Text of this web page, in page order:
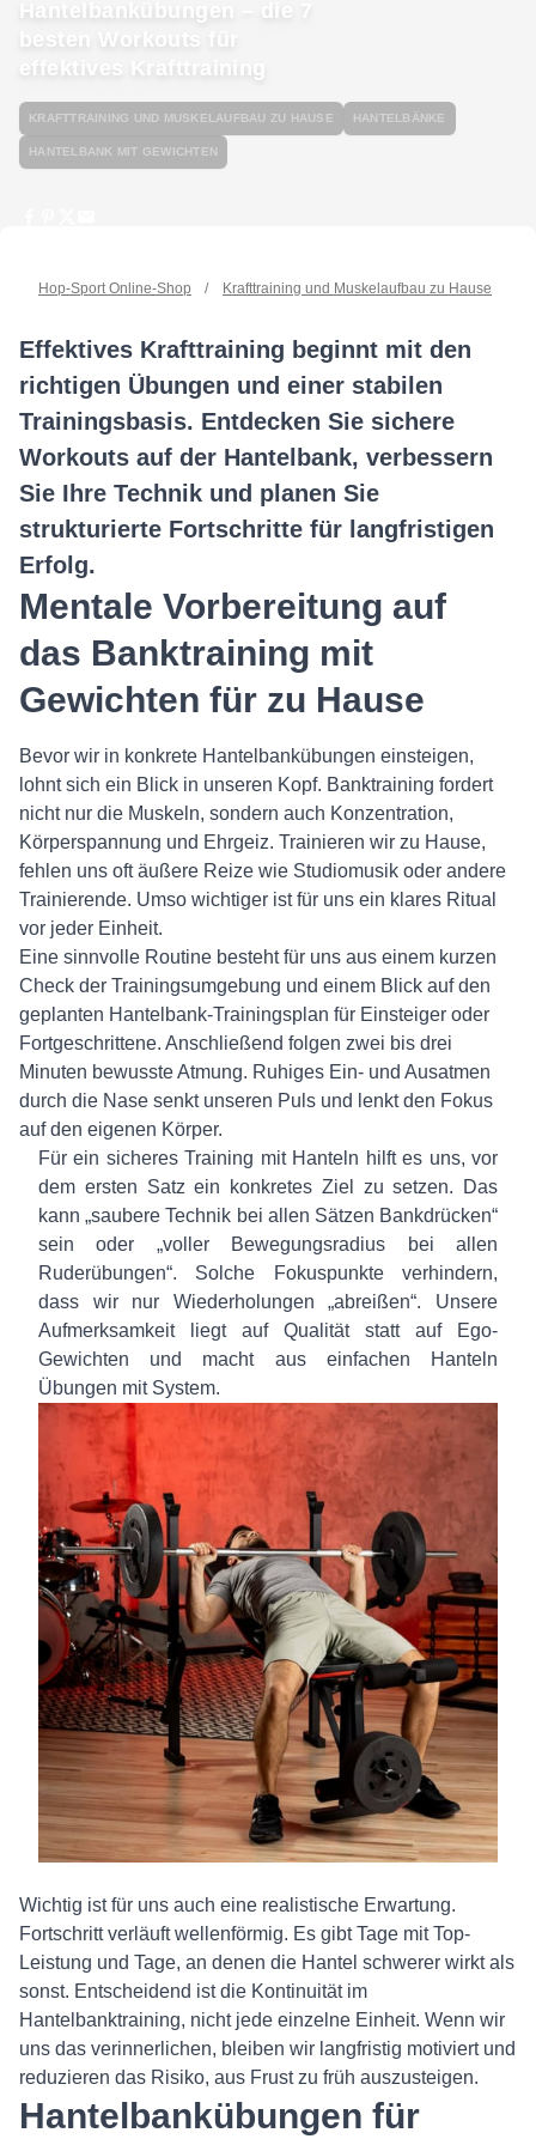
Hantelbankübungen – die 7
besten Workouts für
effektives Krafttraining
KRAFTTRAINING UND MUSKELAUFBAU ZU HAUSE HANTELBÄNKE
HANTELBANK MIT GEWICHTEN
Hop-Sport Online-Shop / Krafttraining und Muskelaufbau zu Hause
Effektives Krafttraining beginnt mit den
richtigen Übungen und einer stabilen
Trainingsbasis. Entdecken Sie sichere
Workouts auf der Hantelbank, verbessern
Sie Ihre Technik und planen Sie
strukturierte Fortschritte für langfristigen
Erfolg.
Mentale Vorbereitung auf
das Banktraining mit
Gewichten für zu Hause
Bevor wir in konkrete Hantelbankübungen einsteigen,
lohnt sich ein Blick in unseren Kopf. Banktraining fordert
nicht nur die Muskeln, sondern auch Konzentration,
Körperspannung und Ehrgeiz. Trainieren wir zu Hause,
fehlen uns oft äußere Reize wie Studiomusik oder andere
Trainierende. Umso wichtiger ist für uns ein klares Ritual
vor jeder Einheit.
Eine sinnvolle Routine besteht für uns aus einem kurzen
Check der Trainingsumgebung und einem Blick auf den
geplanten Hantelbank-Trainingsplan für Einsteiger oder
Fortgeschrittene. Anschließend folgen zwei bis drei
Minuten bewusste Atmung. Ruhiges Ein- und Ausatmen
durch die Nase senkt unseren Puls und lenkt den Fokus
auf den eigenen Körper.
Für ein sicheres Training mit Hanteln hilft es uns, vor
dem ersten Satz ein konkretes Ziel zu setzen. Das
kann „saubere Technik bei allen Sätzen Bankdrücken“
sein oder „voller Bewegungsradius bei allen
Ruderübungen“. Solche Fokuspunkte verhindern,
dass wir nur Wiederholungen „abreißen“. Unsere
Aufmerksamkeit liegt auf Qualität statt auf Ego-
Gewichten und macht aus einfachen Hanteln
Übungen mit System.
Wichtig ist für uns auch eine realistische Erwartung.
Fortschritt verläuft wellenförmig. Es gibt Tage mit Top-
Leistung und Tage, an denen die Hantel schwerer wirkt als
sonst. Entscheidend ist die Kontinuität im
Hantelbanktraining, nicht jede einzelne Einheit. Wenn wir
uns das verinnerlichen, bleiben wir langfristig motiviert und
reduzieren das Risiko, aus Frust zu früh auszusteigen.
Hantelbankübungen für